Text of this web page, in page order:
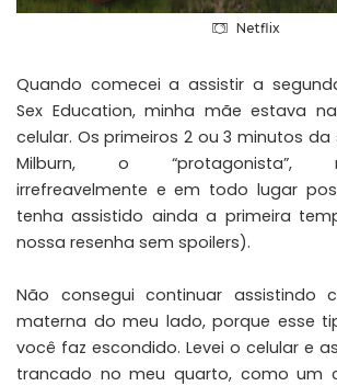
Netflix
Quando comecei a assistir a
Sex Education, minha mãe estava
celular. Os primeiros 2 ou 3 minutos
Milburn, o “protagonista”,
irrefreavelmente e em todo lugar
tenha assistido ainda a primeira
nossa resenha sem spoilers).
Não consegui continuar assistindo
materna do meu lado, porque esse
você faz escondido. Levei o celular e
trancado no meu quarto, como um